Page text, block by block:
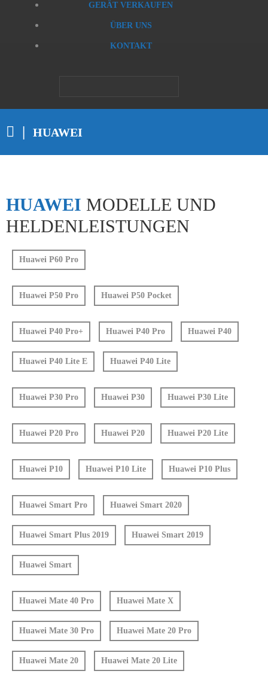
GERÄT VERKAUFEN
ÜBER UNS
KONTAKT
HUAWEI
HUAWEI MODELLE UND
HELDENLEISTUNGEN
Huawei P60 Pro
Huawei P50 Pro Huawei P50 Pocket
Huawei P40 Pro+ Huawei P40 Pro Huawei P40
Huawei P40 Lite E Huawei P40 Lite
Huawei P30 Pro Huawei P30 Huawei P30 Lite
Huawei P20 Pro Huawei P20 Huawei P20 Lite
Huawei P10 Huawei P10 Lite Huawei P10 Plus
Huawei Smart Pro Huawei Smart 2020
Huawei Smart Plus 2019 Huawei Smart 2019
Huawei Smart
Huawei Mate 40 Pro Huawei Mate X
Huawei Mate 30 Pro Huawei Mate 20 Pro
Huawei Mate 20 Huawei Mate 20 Lite